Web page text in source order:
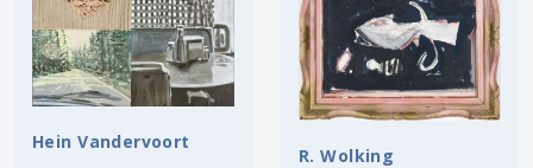
Hein Vandervoort
R. Wolking